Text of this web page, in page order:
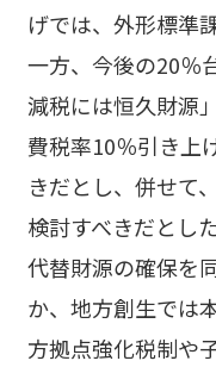
げでは、外形標準
一方、今後の20％
減税には恒久財源
費税率10％引き上
きだとし、併せて
検討すべきだとし
代替財源の確保を
か、地方創生では
方拠点強化税制や